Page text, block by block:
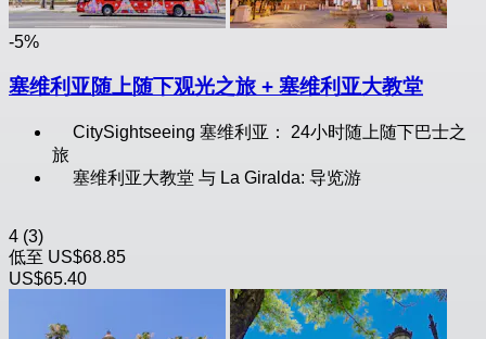
-5%
塞维利亚随上随下观光之旅 + 塞维利亚大教堂
CitySightseeing 塞维利亚： 24小时随上随下巴士之
旅
塞维利亚大教堂 与 La Giralda: 导览游
4 (3)
低至 US$68.85
US$65.40